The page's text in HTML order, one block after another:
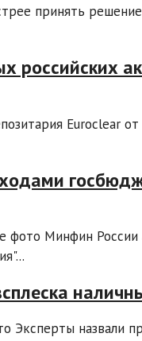
принять
Euroclear
Минфин России
Эксперты назвали